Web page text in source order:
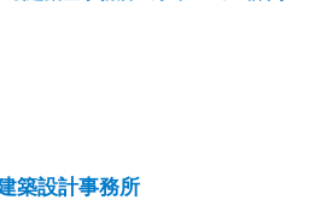
築設計事務所